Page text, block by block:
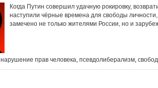
Когда Путин совершил удачную рокировку,
наступили чёрные времена для свободы
замечено не только жителями России, но и
нарушение прав человека, псевдолиберализм,